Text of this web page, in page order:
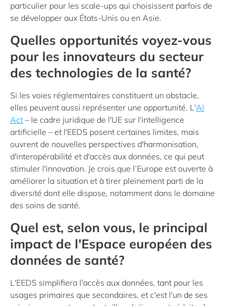
particulier pour les scale-ups qui choisissent parfois de
se développer aux États-Unis ou en Asie.
Quelles opportunités voyez-vous
pour les innovateurs du secteur
des technologies de la santé?
Si les voies réglementaires constituent un obstacle,
elles peuvent aussi représenter une opportunité. L'AI
Act – le cadre juridique de l'UE sur l'intelligence
artificielle – et l'EEDS posent certaines limites, mais
ouvrent de nouvelles perspectives d'harmonisation,
d'interopérabilité et d'accès aux données, ce qui peut
stimuler l'innovation. Je crois que l’Europe est ouverte à
améliorer la situation et à tirer pleinement parti de la
diversité dont elle dispose, notamment dans le domaine
des soins de santé.
Quel est, selon vous, le principal
impact de l'Espace européen des
données de santé?
L'EEDS simplifiera l'accès aux données, tant pour les
usages primaires que secondaires, et c'est l'un de ses